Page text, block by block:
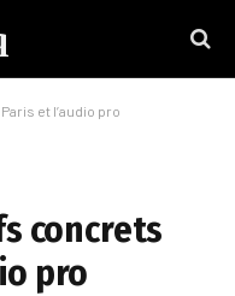
et l’audio pro
concrets
pro